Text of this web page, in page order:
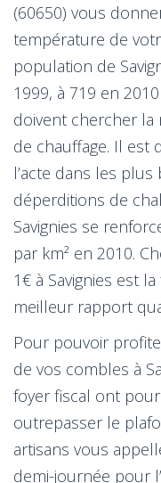
(60650) vous
température de
population de
1999, à 719 en
doivent chercher la
de chauffage. Il est
l’acte dans les
déperditions de
Savignies se
par km² en 2010.
1€ à Savignies est
meilleur rapport
Pour pouvoir
de vos combles à
foyer fiscal ont
outrepasser le
artisans vous
demi-journée pour